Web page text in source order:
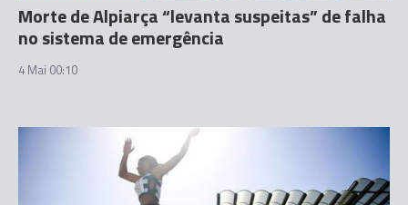
Morte de Alpiarça “levanta suspeitas” de falha
no sistema de emergência
4 Mai 00:10